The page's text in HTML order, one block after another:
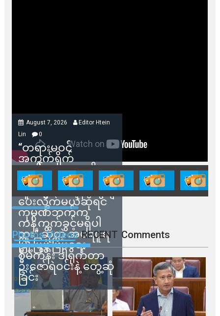
August 7, 2026
Editor Htein
Lin
0
“တရားမဝင်
အကွက်ရိုက်
ရောင်းချမှုတွေကို
သက်ဆိုင်ရာတာဝန်ရှိ
သူတွေက ဂရန်တွေချ
ပေးလိုက်မယ်ဆိုရင်
ကုမ္ပဏီဘက်က
ကန့်ကွက်ခွင့်မရှိပါ
ဘူး” ဆိုတဲ့ အမရပူရ
မြို့ပြဖွံ့ဖြိုးရေး
စီမံကိန်း ဒါရိုက်တာ
ဦးဇော်ရဲဝင်းနဲ့ တွေ့ဆုံ
ခြင်း
Photos Videos RECENT Comments